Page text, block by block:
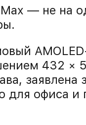
Max — не на
432 ×
заявлена
для офиса и